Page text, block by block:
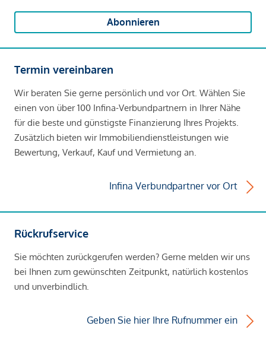
Abonnieren
Termin vereinbaren
Wir beraten Sie gerne persönlich und vor Ort. Wählen Sie
einen von über 100 Infina-Verbundpartnern in Ihrer Nähe
für die beste und günstigste Finanzierung Ihres Projekts.
Zusätzlich bieten wir Immobiliendienstleistungen wie
Bewertung, Verkauf, Kauf und Vermietung an.
Infina Verbundpartner vor Ort
Rückrufservice
Sie möchten zurückgerufen werden? Gerne melden wir uns
bei Ihnen zum gewünschten Zeitpunkt, natürlich kostenlos
und unverbindlich.
Geben Sie hier Ihre Rufnummer ein